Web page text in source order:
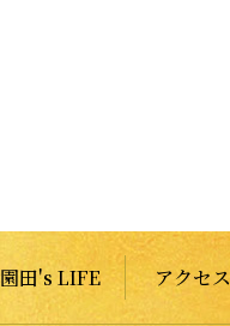
園田's LIFE アクセス